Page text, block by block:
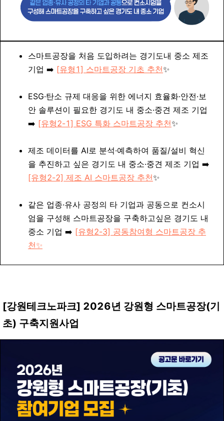
스마트공장을 처음 도입하려는 경기도내 중소 제조
기업 ➡️ [유형1] 스마트공장 기초 추천✨
ESG·탄소 규제 대응을 위한 에너지 효율화·안전·보
안 솔루션이 필요한 경기도 내 중소·중견 제조 기업
➡️ [유형2-1] ESG 특화 스마트공장 추천✨
제조 데이터를 AI로 분석·예측하여 품질/설비 혁신
을 추진하고 싶은 경기도 내 중소·중견 제조 기업 ➡️
[유형2-2] 제조 AI 스마트공장 추천✨
같은 업종·유사 공정의 타 기업과 공동으로 컨소시
엄을 구성해 스마트공장을 구축하고싶은 경기도 내
중소 기업 ➡️ [유형2-3] 공동참여형 스마트공장 추
천✨
[강원테크노파크] 2026년 강원형 스마트공장(기
초) 구축지원사업